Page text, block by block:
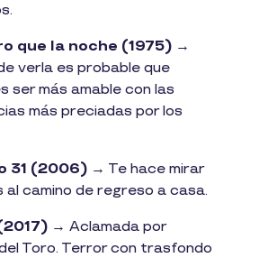
que la noche (1975) →
verla es probable que
ser más amable con las
más preciadas por los
31 (2006) → Te hace mirar
al camino de regreso a casa.
→ Aclamada por
Toro. Terror con trasfondo